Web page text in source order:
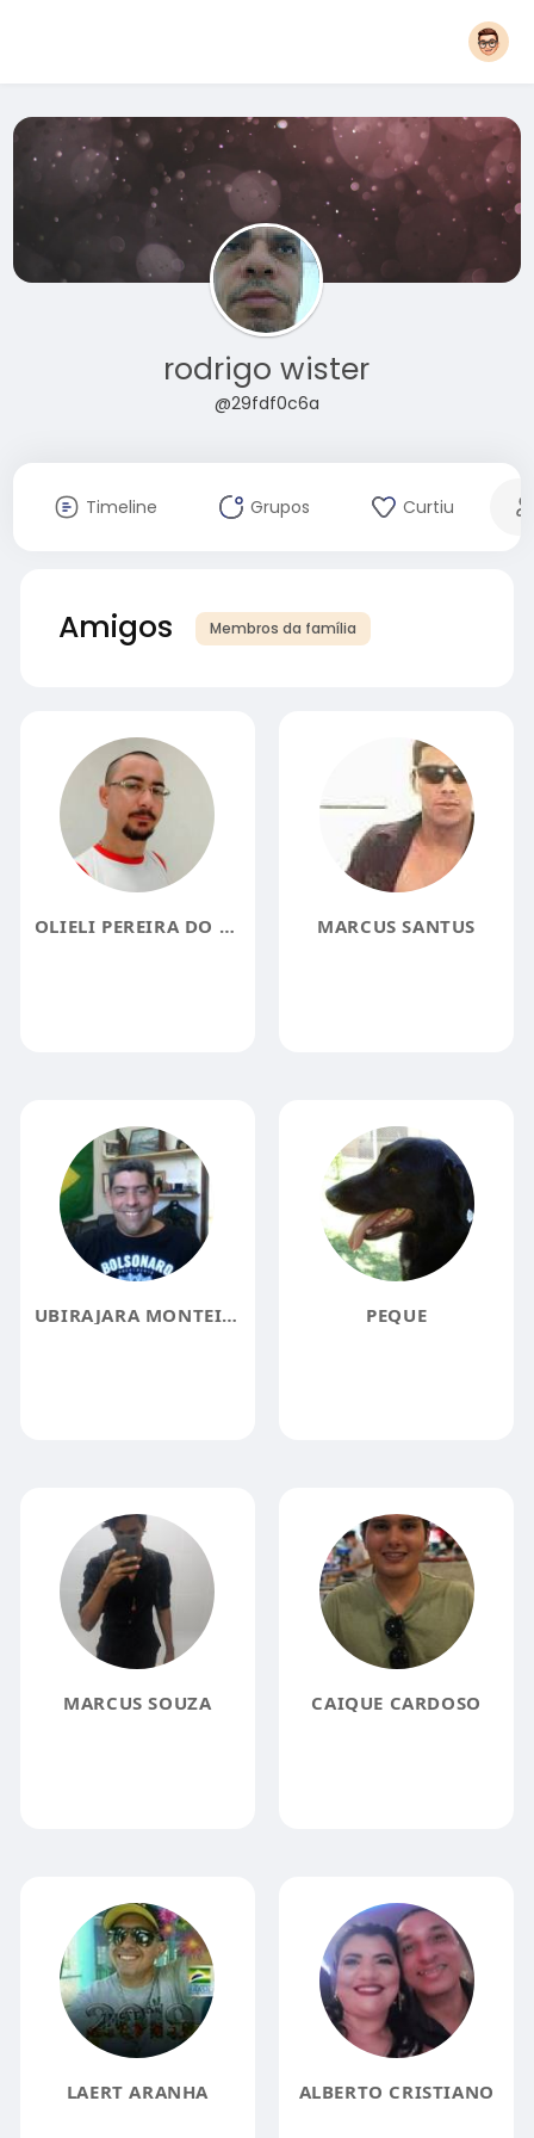
rodrigo wister
@29fdf0c6a
Timeline Grupos Curtiu
Amigos Membros da família
OLIELI PEREIRA DO NASCIMENTO MARCUS SANTUS
UBIRAJARA MONTEIRO PEQUE
MARCUS SOUZA CAIQUE CARDOSO
LAERT ARANHA ALBERTO CRISTIANO